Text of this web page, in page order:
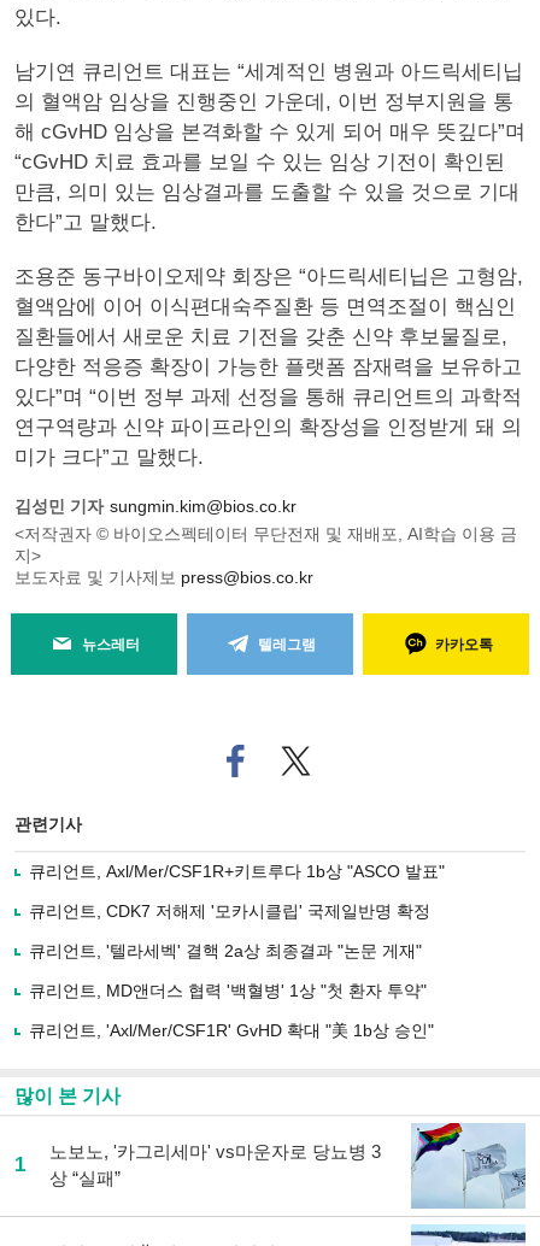
있다.
남기연 큐리언트 대표는 “세계적인 병원과 아드릭세티닙
의 혈액암 임상을 진행중인 가운데, 이번 정부지원을 통
해 cGvHD 임상을 본격화할 수 있게 되어 매우 뜻깊다”며
“cGvHD 치료 효과를 보일 수 있는 임상 기전이 확인된
만큼, 의미 있는 임상결과를 도출할 수 있을 것으로 기대
한다”고 말했다.
조용준 동구바이오제약 회장은 “아드릭세티닙은 고형암,
혈액암에 이어 이식편대숙주질환 등 면역조절이 핵심인
질환들에서 새로운 치료 기전을 갖춘 신약 후보물질로,
다양한 적응증 확장이 가능한 플랫폼 잠재력을 보유하고
있다”며 “이번 정부 과제 선정을 통해 큐리언트의 과학적
연구역량과 신약 파이프라인의 확장성을 인정받게 돼 의
미가 크다”고 말했다.
김성민 기자 sungmin.kim@bios.co.kr
<저작권자 © 바이오스펙테이터 무단전재 및 재배포, AI학습 이용 금
지>
보도자료 및 기사제보 press@bios.co.kr
뉴스레터 텔레그램 카카오톡
페
이
로
사
유
기
트위
터로
관련기사
큐리언트, Axl/Mer/CSF1R+키트루다 1b상 "ASCO 발표"
큐리언트, CDK7 저해제 '모카시클립' 국제일반명 확정
큐리언트, '텔라세벡' 결핵 2a상 최종결과 "논문 게재"
큐리언트, MD앤더스 협력 '백혈병' 1상 "첫 환자 투약"
큐리언트, 'Axl/Mer/CSF1R' GvHD 확대 "美 1b상 승인"
많이 본 기사
1
노보노, '카그리세마' vs마운자로 당뇨병 3
상 “실패”